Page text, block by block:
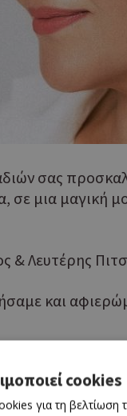
σας
σε μια μαγική
& Λευτέρης
και
cookies
για τη βελτίωση